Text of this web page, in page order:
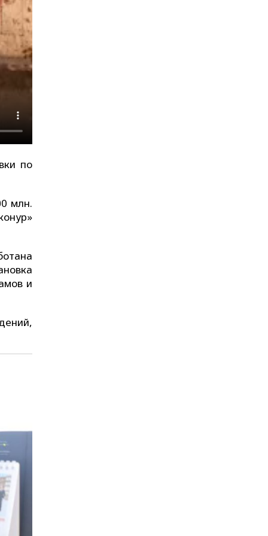
по
млн.
и